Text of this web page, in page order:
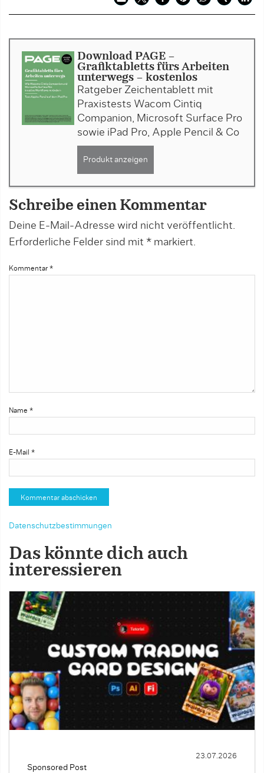
Download PAGE -
Grafiktabletts fürs Arbeiten
unterwegs - kostenlos
Ratgeber Zeichentablett mit
Praxistests Wacom Cintiq
Companion, Microsoft Surface Pro
sowie iPad Pro, Apple Pencil & Co
Produkt anzeigen
Schreibe einen Kommentar
Deine E-Mail-Adresse wird nicht veröffentlicht.
Erforderliche Felder sind mit * markiert.
Kommentar *
Name *
E-Mail *
Datenschutzbestimmungen
Das könnte dich auch
interessieren
Sponsored Post
23.07.2026